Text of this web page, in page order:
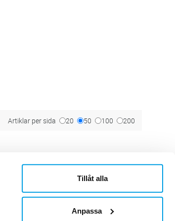
Tillåt alla
Anpassa
Artiklar per sida 20 50 100 200
Om Sonepar
Historik
Kontaktblad
Ledningsgrupp